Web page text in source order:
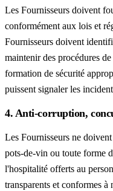
Les Fournisseurs doivent
conformément aux lois et
Fournisseurs doivent
maintenir des procédures
formation de sécurité
puissent signaler les
4. Anti-corruption,
Les Fournisseurs ne
pots-de-vin ou toute forme
l'hospitalité offerts au
transparents et conformes